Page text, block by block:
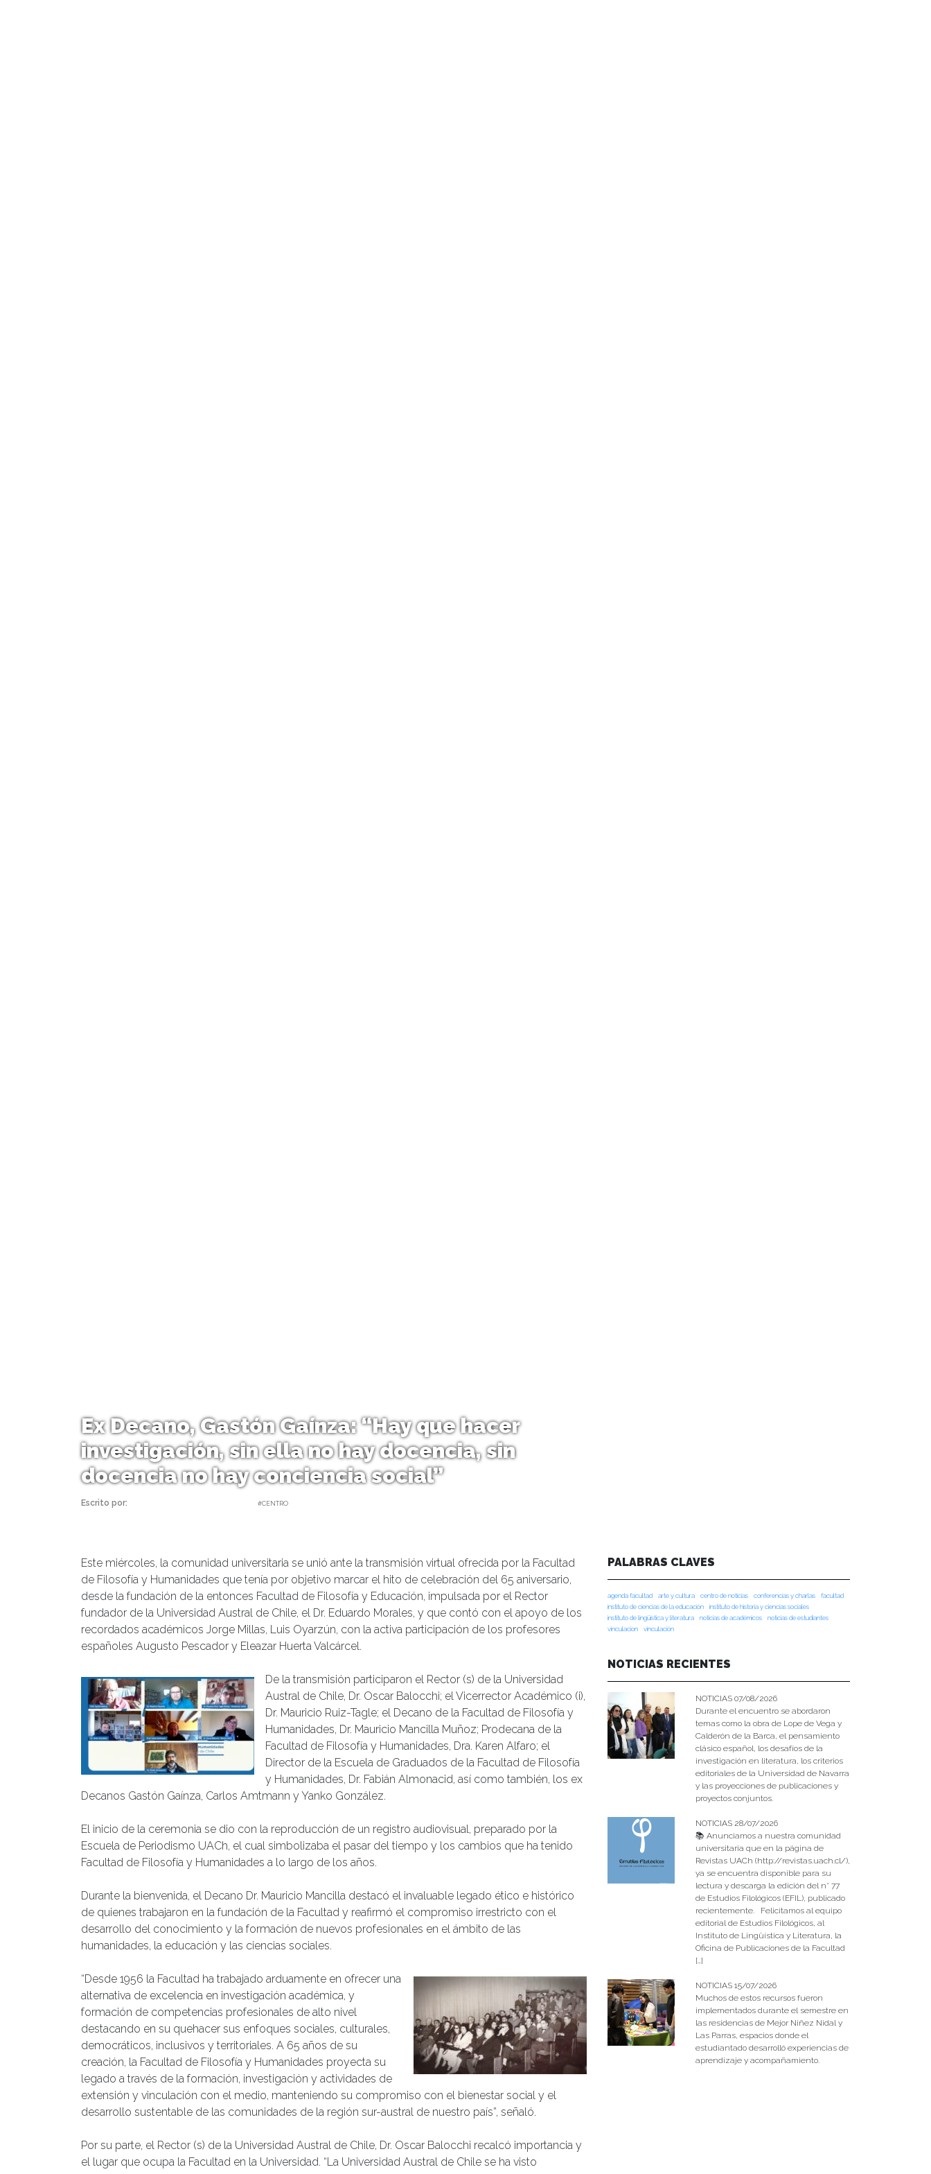
Ex Decano, Gastón Gaínza: “Hay que hacer
investigación, sin ella no hay docencia, sin
docencia no hay conciencia social”
Escrito por: #CENTRO
Este miércoles, la comunidad universitaria se unió ante la transmisión virtual ofrecida por la Facultad
de Filosofía y Humanidades que tenía por objetivo marcar el hito de celebración del 65 aniversario,
desde la fundación de la entonces Facultad de Filosofía y Educación, impulsada por el Rector
fundador de la Universidad Austral de Chile, el Dr. Eduardo Morales, y que contó con el apoyo de los
recordados académicos Jorge Millas, Luis Oyarzún, con la activa participación de los profesores
españoles Augusto Pescador y Eleazar Huerta Valcárcel.
De la transmisión participaron el Rector (s) de la Universidad
Austral de Chile, Dr. Oscar Balocchi; el Vicerrector Académico (i),
Dr. Mauricio Ruiz-Tagle; el Decano de la Facultad de Filosofía y
Humanidades, Dr. Mauricio Mancilla Muñoz; Prodecana de la
Facultad de Filosofía y Humanidades, Dra. Karen Alfaro; el
Director de la Escuela de Graduados de la Facultad de Filosofía
y Humanidades, Dr. Fabián Almonacid, así como también, los ex
Decanos Gastón Gaínza, Carlos Amtmann y Yanko González.
El inicio de la ceremonia se dio con la reproducción de un registro audiovisual, preparado por la
Escuela de Periodismo UACh, el cual simbolizaba el pasar del tiempo y los cambios que ha tenido
Facultad de Filosofía y Humanidades a lo largo de los años.
Durante la bienvenida, el Decano Dr. Mauricio Mancilla destacó el invaluable legado ético e histórico
de quienes trabajaron en la fundación de la Facultad y reafirmó el compromiso irrestricto con el
desarrollo del conocimiento y la formación de nuevos profesionales en el ámbito de las
humanidades, la educación y las ciencias sociales.
“Desde 1956 la Facultad ha trabajado arduamente en ofrecer una
alternativa de excelencia en investigación académica, y
formación de competencias profesionales de alto nivel
destacando en su quehacer sus enfoques sociales, culturales,
democráticos, inclusivos y territoriales. A 65 años de su
creación, la Facultad de Filosofía y Humanidades proyecta su
legado a través de la formación, investigación y actividades de
extensión y vinculación con el medio, manteniendo su compromiso con el bienestar social y el
desarrollo sustentable de las comunidades de la región sur-austral de nuestro país”, señaló.
Por su parte, el Rector (s) de la Universidad Austral de Chile, Dr. Oscar Balocchi recalcó importancia y
el lugar que ocupa la Facultad en la Universidad. “La Universidad Austral de Chile se ha visto
PALABRAS CLAVES
agenda facultad arte y cultura centro de noticias conferencias y charlas
facultad
instituto de ciencias de la educación
instituto de historia y ciencias sociales
instituto de lingüística y literatura
noticias de académicos
noticias de estudiantes
vinculacion
vinculación
NOTICIAS RECIENTES
NOTICIAS 07/08/2026
Durante el encuentro se abordaron
temas como la obra de Lope de Vega y
Calderón de la Barca, el pensamiento
clásico español, los desafíos de la
investigación en literatura, los criterios
editoriales de la Universidad de Navarra
y las proyecciones de publicaciones y
proyectos conjuntos.
NOTICIAS 28/07/2026
📚 Anunciamos a nuestra comunidad
universitaria que en la página de
Revistas UACh (http://revistas.uach.cl/),
ya se encuentra disponible para su
lectura y descarga la edición del n° 77
de Estudios Filológicos (EFIL), publicado
recientemente. Felicitamos al equipo
editorial de Estudios Filológicos, al
Instituto de Lingüística y Literatura, la
Oficina de Publicaciones de la Facultad
[…]
NOTICIAS 15/07/2026
Muchos de estos recursos fueron
implementados durante el semestre en
las residencias de Mejor Niñez Nidal y
Las Parras, espacios donde el
estudiantado desarrolló experiencias de
aprendizaje y acompañamiento.